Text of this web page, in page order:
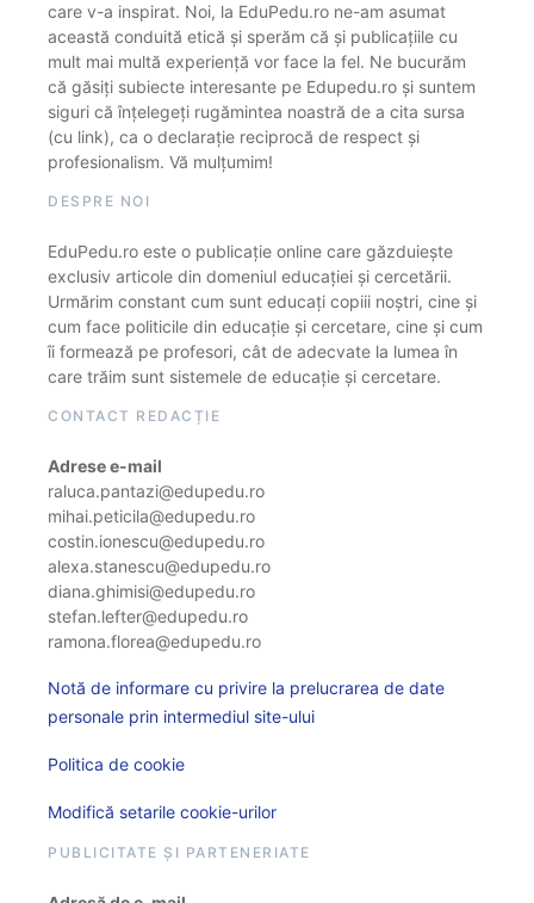
care v-a inspirat. Noi, la EduPedu.ro ne-am asumat
această conduită etică și sperăm că și publicațiile cu
mult mai multă experiență vor face la fel. Ne bucurăm
că găsiți subiecte interesante pe Edupedu.ro și suntem
siguri că înțelegeți rugămintea noastră de a cita sursa
(cu link), ca o declarație reciprocă de respect și
profesionalism. Vă mulțumim!
DESPRE NOI
EduPedu.ro este o publicație online care găzduiește
exclusiv articole din domeniul educației și cercetării.
Urmărim constant cum sunt educați copiii noștri, cine și
cum face politicile din educație și cercetare, cine și cum
îi formează pe profesori, cât de adecvate la lumea în
care trăim sunt sistemele de educație și cercetare.
CONTACT REDACȚIE
Adrese e-mail
raluca.pantazi@edupedu.ro
mihai.peticila@edupedu.ro
costin.ionescu@edupedu.ro
alexa.stanescu@edupedu.ro
diana.ghimisi@edupedu.ro
stefan.lefter@edupedu.ro
ramona.florea@edupedu.ro
Notă de informare cu privire la prelucrarea de date
personale prin intermediul site-ului
Politica de cookie
Modifică setarile cookie-urilor
PUBLICITATE ȘI PARTENERIATE